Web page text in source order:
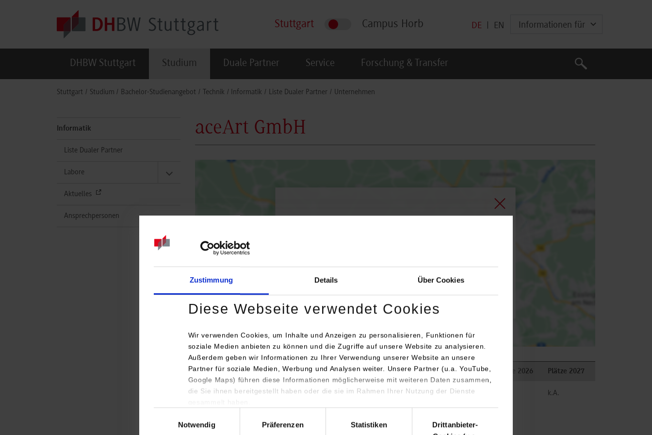
Zustimmung Details Über Cookies
Diese Webseite verwendet Cookies
Wir verwenden Cookies, um Inhalte und Anzeigen zu personalisieren, Funktionen für
soziale Medien anbieten zu können und die Zugriffe auf unsere Website zu analysieren.
Außerdem geben wir Informationen zu Ihrer Verwendung unserer Website an unsere
Partner für soziale Medien, Werbung und Analysen weiter. Unsere Partner (u.a. YouTube,
Google Maps) führen diese Informationen möglicherweise mit weiteren Daten zusammen,
die Sie ihnen bereitgestellt haben oder die sie im Rahmen Ihrer Nutzung der Dienste
Notwendig
Präferenzen Statistiken
Drittanbieter-
Stuttgart Campus Horb DE EN Informationen für
DHBW Stuttgart Studium Duale Partner Service Forschung & Transfer
Suche
Suche
Stuttgart Studium Bachelor-Studienangebot Technik Informatik Liste Dualer Partner Unternehmen
Informatik
Liste Dualer Partner
Labore
Aktuelles
Ansprechpersonen
aceArt GmbH
Dauerhaft aktivieren Einmalig aktivieren
Studiengang / Studienrichtung Anschrift / Ansprechperson Bemerkungen Plätze 2026 Plätze 2027
Informatik
aceArt GmbH
k.A.